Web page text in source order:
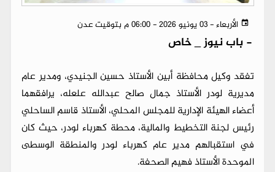
الأربعاء - 03 يونيو 2026 - 06:00 م بتوقيت عدن
- باب نيوز _ خاص
تفقد وكيل محافظة أبين الأستاذ حسين الجنيدي، ومدير عام
مديرية لودر الأستاذ جمال صالح عبدالله علعله، يرافقهما
أعضاء الهيئة الإدارية للمجلس المحلي، الأستاذ قاسم الساحلي
رئيس لجنة التخطيط والمالية، محطة كهرباء لودر، حيث كان
في استقبالهم مدير عام كهرباء لودر والمنطقة الوسطى
الموحدة الأستاذ فهيم الصحفة.